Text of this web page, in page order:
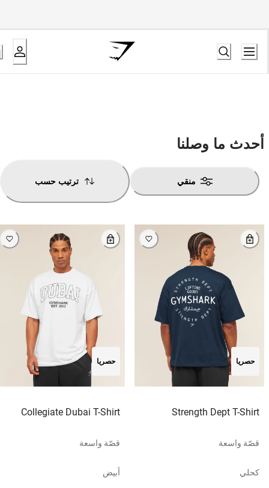
أحدث ما وصلنا
منقي ترتيب حسب
حصريا
Strength Dept T-Shirt
قصّة واسعة
كحلي
حصريا
Collegiate Dubai T-Shirt
قصّة واسعة
أبيض